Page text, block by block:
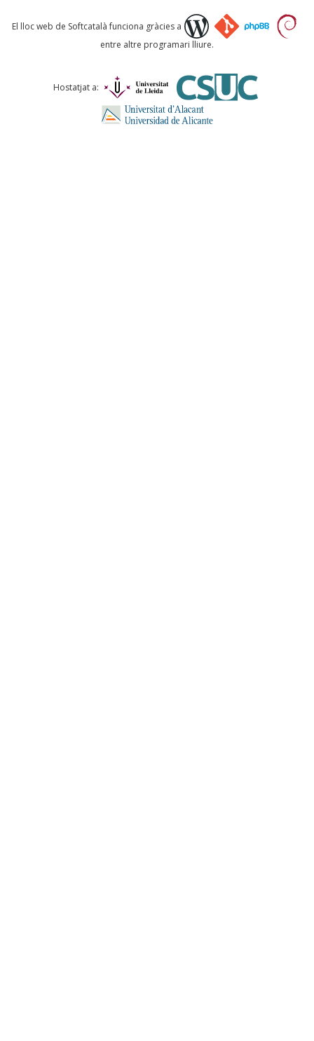
Què proposeu?
Comentari *
El lloc web de Softcatalà funciona gràcies a
entre altre programari lliure.
Hostatjat a: